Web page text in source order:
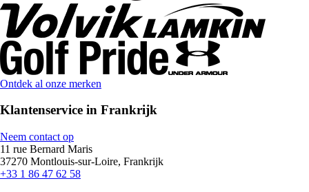
Ontdek al onze merken
Klantenservice in Frankrijk
Neem contact op
11 rue Bernard Maris
37270 Montlouis-sur-Loire, Frankrijk
+33 1 86 47 62 58